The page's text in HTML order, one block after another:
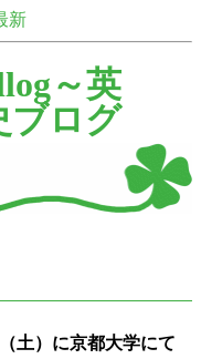
新
～英
ブログ
土）に京都大学にて